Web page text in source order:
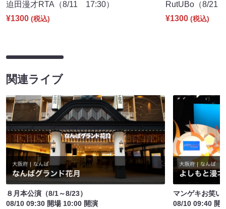
迫田漫才RTA（8/11 17:30）
¥1300 (税込)
RutUBo（8/21
¥1300 (税込)
関連ライブ
８月本公演（8/1～8/23）
08/10 09:30 開場 10:00 開演
マンゲキお笑い
08/10 09:40 開